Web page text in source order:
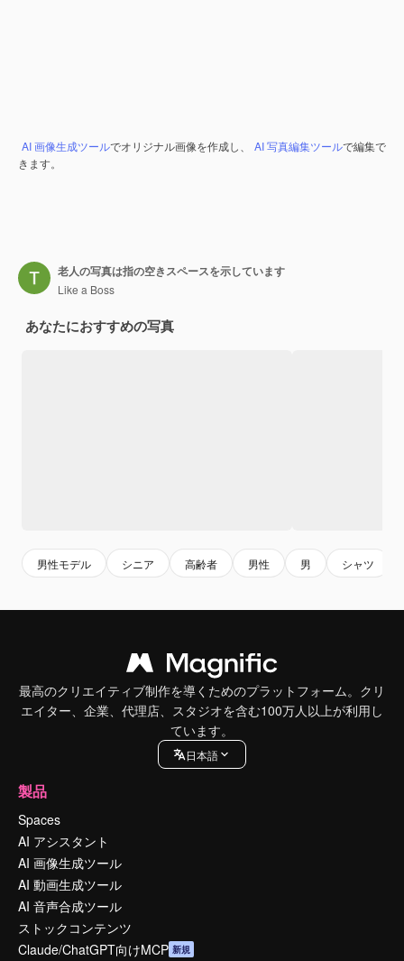
AI 画像生成ツールでオリジナル画像を作成し、 AI 写真編集ツールで編集で
きます。
老人の写真は指の空きスペースを示しています
Like a Boss
あなたにおすすめの写真
男性モデル シニア 高齢者 男性 男 シャツ
最高のクリエイティブ制作を導くためのプラットフォーム。クリ
エイター、企業、代理店、スタジオを含む100万人以上が利用し
ています。
日本語
製品
Spaces
AI アシスタント
AI 画像生成ツール
AI 動画生成ツール
AI 音声合成ツール
ストックコンテンツ
Claude/ChatGPT向けMCP 新規